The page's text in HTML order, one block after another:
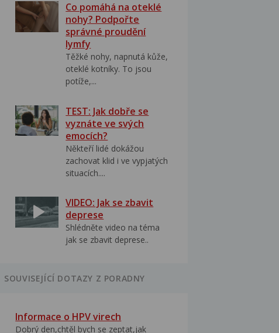
Co pomáhá na oteklé
nohy? Podpořte
správné proudění
lymfy
Těžké nohy, napnutá kůže,
oteklé kotníky. To jsou
potíže,...
TEST: Jak dobře se
vyznáte ve svých
emocích?
Někteří lidé dokážou
zachovat klid i ve vypjatých
situacích....
VIDEO: Jak se zbavit
deprese
Shlédněte video na téma
jak se zbavit deprese..
SOUVISEJÍCÍ DOTAZY Z PORADNY
Informace o HPV virech
Dobrý den,chtěl bych se zeptat,jak